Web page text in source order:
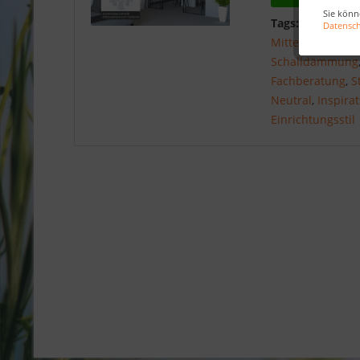
Sie
Tags:
Mittelpreisig
Schalldämmung,
Fachberatung,
Neutral,
Einrichtungsstil